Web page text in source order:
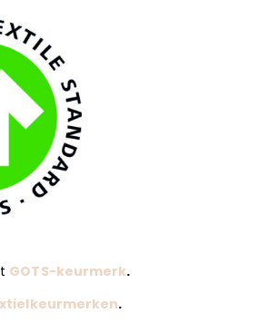
GOTS-keurmerk.
.